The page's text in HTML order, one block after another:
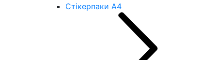
Стікерпаки А4